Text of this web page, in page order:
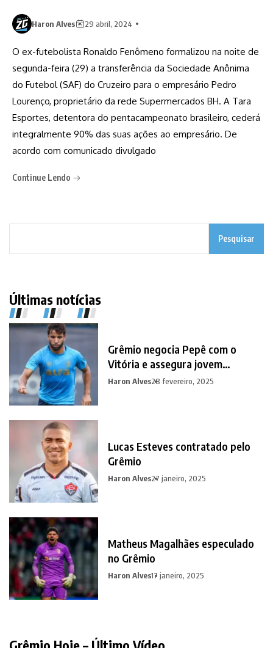
Haron Alves 29 abril, 2024
O ex-futebolista Ronaldo Fenômeno formalizou na noite de
segunda-feira (29) a transferência da Sociedade Anônima
do Futebol (SAF) do Cruzeiro para o empresário Pedro
Lourenço, proprietário da rede Supermercados BH. A Tara
Esportes, detentora do pentacampeonato brasileiro, cederá
integralmente 90% das suas ações ao empresário. De
acordo com comunicado divulgado
Continue Lendo
Pesquisar
Últimas notícias
Grêmio negocia Pepê com o
Vitória e assegura jovem
promessa em contrapartida
Haron Alves28 fevereiro, 2025
Lucas Esteves contratado pelo
Grêmio
Haron Alves27 janeiro, 2025
Matheus Magalhães especulado
no Grêmio
Haron Alves17 janeiro, 2025